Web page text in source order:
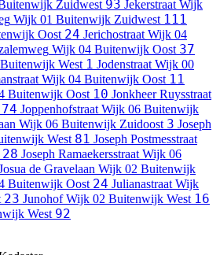
Zuidwest 93 Jekerstraat Wijk
Wijk 01 Buitenwijk Zuidwest 111
Oost 24 Jerichostraat Wijk 04
Wijk 04 Buitenwijk Oost 37
West 1 Jodenstraat Wijk 00
Wijk 04 Buitenwijk Oost 11
Buitenwijk Oost 10 Jonkheer Ruysstraat
74 Joppenhofstraat Wijk 06 Buitenwijk
Wijk 06 Buitenwijk Zuidoost 3 Joseph
West 81 Joseph Postmesstraat
28 Joseph Ramaekersstraat Wijk 06
de Gravelaan Wijk 02 Buitenwijk
Buitenwijk Oost 24 Julianastraat Wijk
23 Junohof Wijk 02 Buitenwijk West 16
West 92